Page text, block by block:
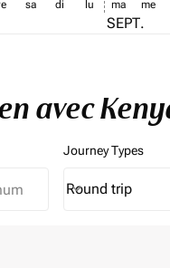
sa di lu ma
SEPT.
me
avec
Journey Types
Journey Types
Round trip
keyboard_arrow_down